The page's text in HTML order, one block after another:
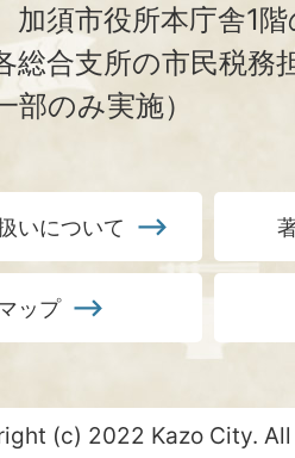
加須市役所本庁舎1
総合支所の市民税務
部のみ実施）
いについて
ップ
(c) 2022 Kazo City.